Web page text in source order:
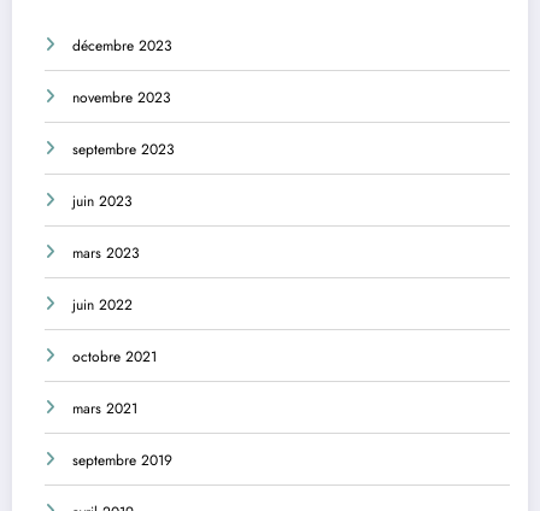
décembre 2023
novembre 2023
septembre 2023
juin 2023
mars 2023
juin 2022
octobre 2021
mars 2021
septembre 2019